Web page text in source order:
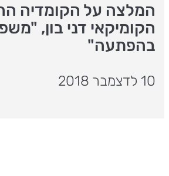
המלצה על הקומדיה
הקומיקאי דני בון,
בהפתעה"
10 לדצמבר 2018